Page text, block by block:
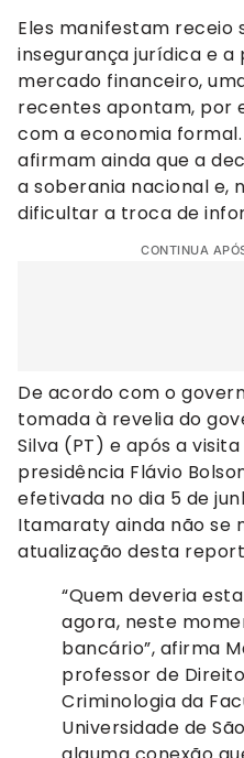
Eles manifestam receio
insegurança jurídica e
mercado financeiro,
recentes apontam, por
com a economia
afirmam ainda que a
a soberania nacional e,
dificultar a troca de
CONTINUA
De acordo com o
tomada à revelia do
Silva (PT) e após a
presidência Flávio
efetivada no dia 5 de
Itamaraty ainda não se
atualização desta
“Quem deveria
agora, neste
bancário”, afirma
professor de
Criminologia da
Universidade de